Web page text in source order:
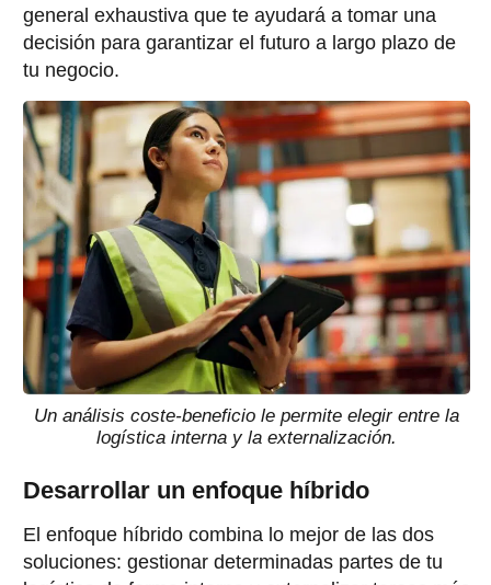
general exhaustiva que te ayudará a tomar una
decisión para garantizar el futuro a largo plazo de
tu negocio.
Un análisis coste-beneficio le permite elegir entre la
logística interna y la externalización.
Desarrollar un enfoque híbrido
El enfoque híbrido combina lo mejor de las dos
soluciones: gestionar determinadas partes de tu